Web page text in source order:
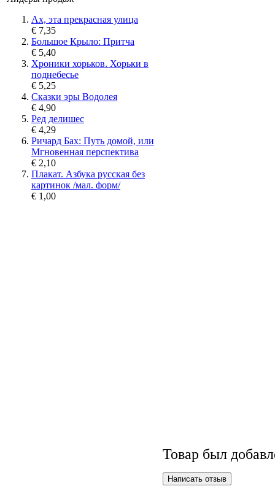
Ах, эта прекрасная улица
€ 7,35
Большое Крыло: Притча
€ 5,40
Хроники хорьков. Хорьки в
поднебесье
€ 5,25
Сказки эры Водолея
€ 4,90
Ред делишес
€ 4,29
Ричард Бах: Путь домой, или
Мгновенная перспектива
€ 2,10
Плакат. Азбука русская без
картинок /мал. форм/
€ 1,00
Товар был